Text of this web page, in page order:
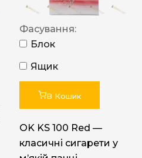
Фасування:
Блок
Ящик
В Кошик
OK KS 100 Red —
класичні сигарети у